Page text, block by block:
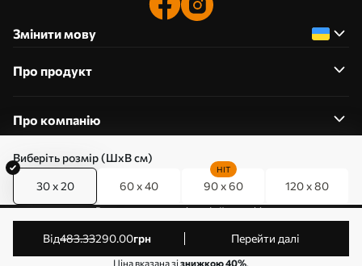
Виберіть розмір (ШхВ см)
30 x 20 60 x 40 90 x 60
HIT
120 x 80
від483.33290.00грн Перейти далі
Ціна вказана зізнижкою 40%.
Змінити мову
Про продукт
Про компанію
0800357223
Редагування дозволів на файли cookie
© 2011-2026 Art-holst. Усі права захищені. Власник:
ТОВ “КЛЄВЄР”. Код ЄДРПОУ: 31780602.